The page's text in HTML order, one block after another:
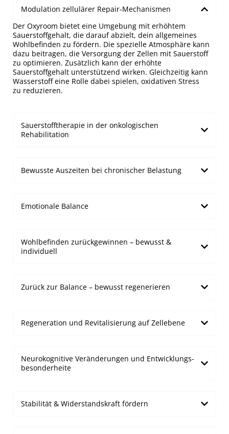
Modulation zellulärer Repair-Mechanismen
Der Oxyroom bietet eine Umgebung mit erhöhtem
Sauerstoffgehalt, die darauf abzielt, dein allgemeines
Wohlbefinden zu fördern. Die spezielle Atmosphäre kann
dazu beitragen, die Versorgung der Zellen mit Sauerstoff
zu optimieren. Zusätzlich kann der erhöhte
Sauerstoffgehalt unterstützend wirken. Gleichzeitig kann
Wasserstoff eine Rolle dabei spielen, oxidativen Stress
zu reduzieren.
Sauerstofftherapie in der onkologischen
Rehabilitation
Bewusste Auszeiten bei chronischer Belastung
Emotionale Balance
Wohlbefinden zurückgewinnen – bewusst &
individuell
Zurück zur Balance – bewusst regenerieren
Regeneration und Revitalisierung auf Zellebene
Neurokognitive Veränderungen und Entwicklungs­
besonderheite
Stabilität & Widerstands­kraft fördern